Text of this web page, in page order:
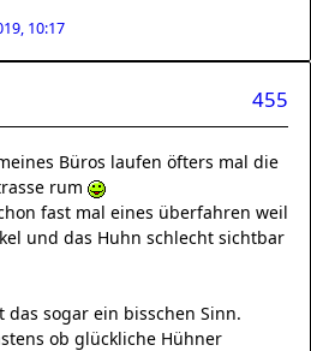
10:17
455
Büros laufen öfters mal die
rum
fast mal eines überfahren weil
und das Huhn schlecht sichtbar
das sogar ein bisschen Sinn.
ob glückliche Hühner